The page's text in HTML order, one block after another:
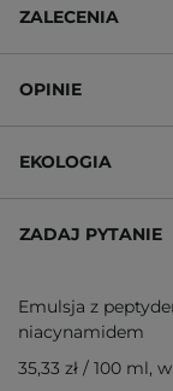
ZALECENIA
OPINIE
EKOLOGIA
ZADAJ PYTANIE
Emulsja z
niacynamidem
35,33 zł / 100 ml,